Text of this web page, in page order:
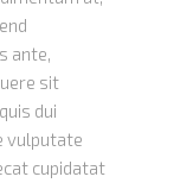
ante,
sit
dui
vulputate
cupidatat